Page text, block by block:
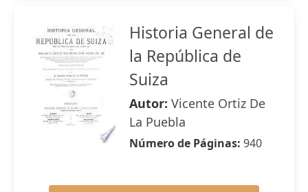
Historia General de
la República de
Suiza
Autor: Vicente Ortiz De
La Puebla
Número de Páginas: 940